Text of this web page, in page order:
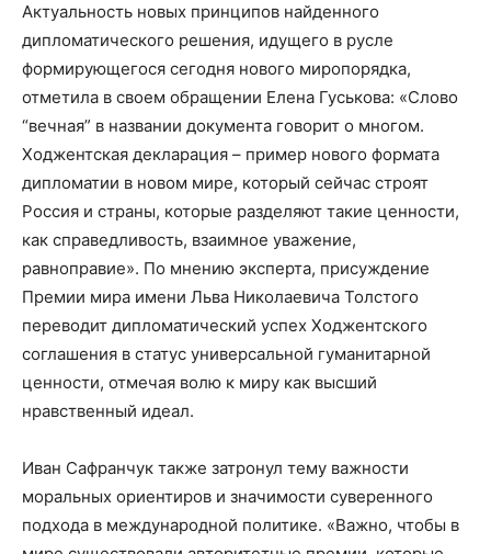
Актуальность новых принципов найденного
дипломатического решения, идущего в русле
формирующегося сегодня нового миропорядка,
отметила в своем обращении Елена Гуськова: «Слово
“вечная” в названии документа говорит о многом.
Ходжентская декларация – пример нового формата
дипломатии в новом мире, который сейчас строят
Россия и страны, которые разделяют такие ценности,
как справедливость, взаимное уважение,
равноправие». По мнению эксперта, присуждение
Премии мира имени Льва Николаевича Толстого
переводит дипломатический успех Ходжентского
соглашения в статус универсальной гуманитарной
ценности, отмечая волю к миру как высший
нравственный идеал.
Иван Сафранчук также затронул тему важности
моральных ориентиров и значимости суверенного
подхода в международной политике. «Важно, чтобы в